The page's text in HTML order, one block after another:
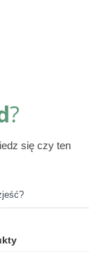
?
się czy ten